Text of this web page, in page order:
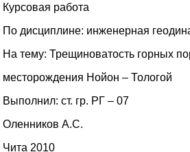
Курсовая работа
По дисциплине: инженерная
На тему: Трещиноватость горных
месторождения Нойон – Тологой
Выполнил: ст. гр. РГ – 07
Оленников А.С.
Чита 2010